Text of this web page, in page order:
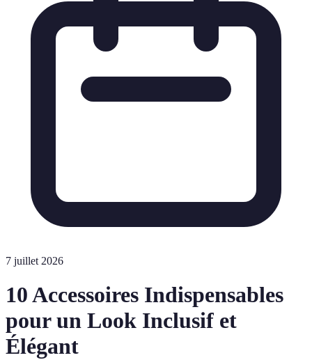
7 juillet 2026
10 Accessoires Indispensables
pour un Look Inclusif et
Élégant